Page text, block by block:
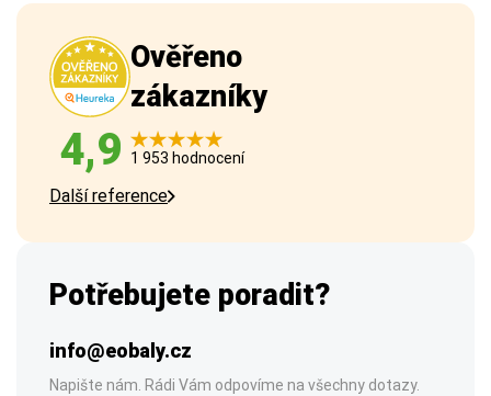
Ověřeno
zákazníky
4,9 1 953 hodnocení
Další reference
Potřebujete poradit?
info@eobaly.cz
Napište nám. Rádi Vám odpovíme na všechny dotazy.